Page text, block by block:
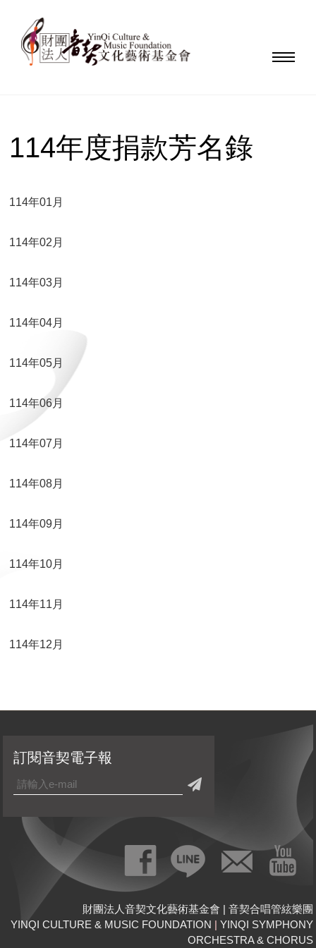
114年度捐款芳名錄
114年01月
114年02月
114年03月
114年04月
114年05月
114年06月
114年07月
114年08月
114年09月
114年10月
114年11月
114年12月
財團法人音契文化藝術基金會 | 音契合唱管絃樂團
YINQI CULTURE & MUSIC FOUNDATION | YINQI SYMPHONY
ORCHESTRA & CHORUS
訂閱音契電子報